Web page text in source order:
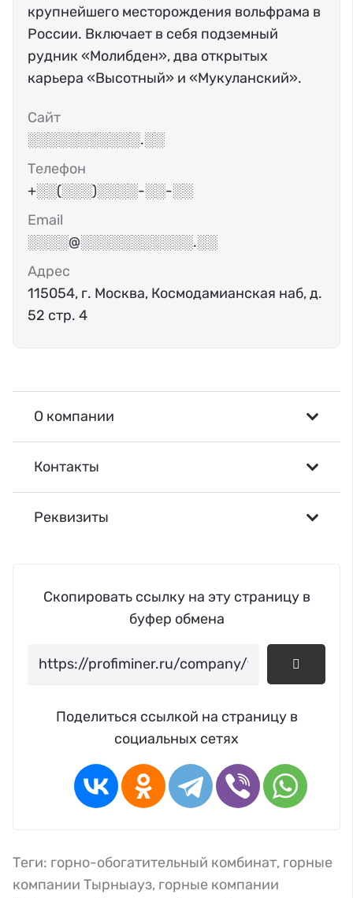
крупнейшего месторождения вольфрама в
России. Включает в себя подземный
рудник «Молибден», два открытых
карьера «Высотный» и «Мукуланский».
Сайт
░░░░░░░░░░░.░░
Телефон
+░░(░░░)░░░░-░░-░░
Email
░░░░@░░░░░░░░░░░.░░
Адрес
115054, г. Москва, Космодамианская наб, д.
52 стр. 4
О компании
Контакты
Реквизиты
Скопировать ссылку на эту страницу в
буфер обмена
Поделиться ссылкой на страницу в
социальных сетях
Теги: горно-обогатительный комбинат, горные
компании Тырныауз, горные компании